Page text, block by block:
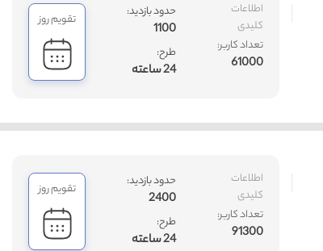
اطلاعات
کلیدی
تعداد کاربر:
61000
حدود بازدید:
1100
طرح:
24 ساعته
تقویم روز
اطلاعات
کلیدی
تعداد کاربر:
91300
حدود بازدید:
2400
طرح:
24 ساعته
تقویم روز